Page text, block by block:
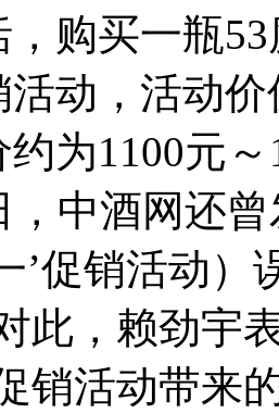
购买一瓶
动，活动
为1100元
，中酒网还
’促销活动
，赖劲宇
销活动带来